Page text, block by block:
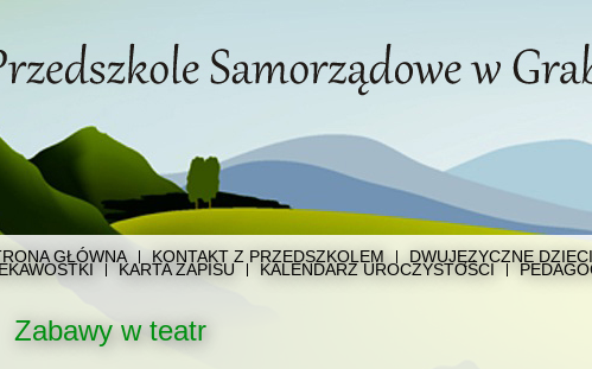
GŁÓWNA KONTAKT Z PRZEDSZKOLEM DWUJĘZYCZNE DZIECI
KARTA ZAPISU KALENDARZ UROCZYSTOŚCI
Zabawy w teatr